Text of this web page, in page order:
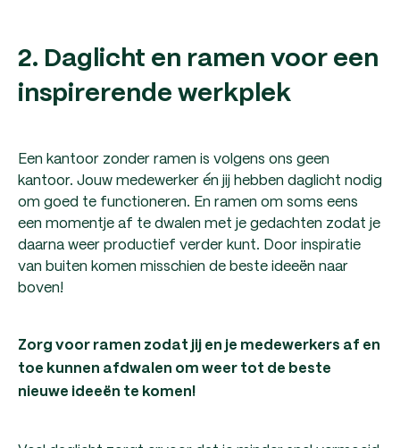
2. Daglicht en ramen voor een
inspirerende werkplek
Een kantoor zonder ramen is volgens ons geen
kantoor. Jouw medewerker én jij hebben daglicht nodig
om goed te functioneren. En ramen om soms eens
een momentje af te dwalen met je gedachten zodat je
daarna weer productief verder kunt. Door inspiratie
van buiten komen misschien de beste ideeën naar
boven!
Zorg voor ramen zodat jij en je medewerkers af en
toe kunnen afdwalen om weer tot de beste
nieuwe ideeën te komen!